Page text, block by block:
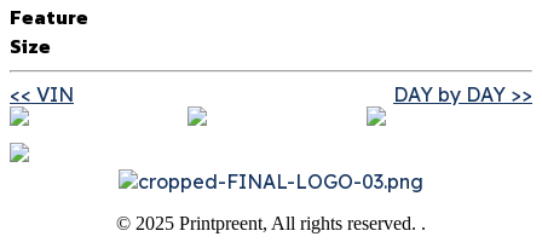
Feature
Size
Post
navigation
<< Previous
VIN DAY by DAY >>
© 2025 Printpreent, All rights reserved. .